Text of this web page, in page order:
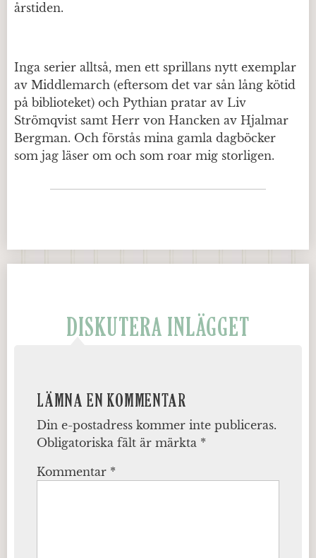
årstiden.
Inga serier alltså, men ett sprillans nytt exemplar
av Middlemarch (eftersom det var sån lång kötid
på biblioteket) och Pythian pratar av Liv
Strömqvist samt Herr von Hancken av Hjalmar
Bergman. Och förstås mina gamla dagböcker
som jag läser om och som roar mig storligen.
DISKUTERA INLÄGGET
LÄMNA EN KOMMENTAR
Din e-postadress kommer inte publiceras.
Obligatoriska fält är märkta *
Kommentar *